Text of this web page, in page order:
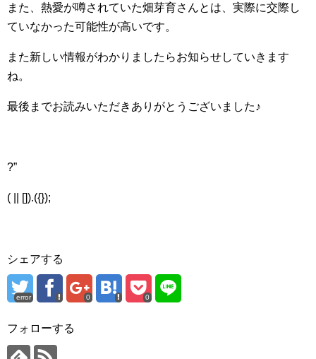
また、熱愛が噂されていた畑芽育さんとは、実際に交際し
ていなかった可能性が高いです。
また新しい情報がわかりましたらお知らせしていきます
ね。
最後までお読みいただきありがとうございました♪
?”
( || []).({});
シェアする
error 0 0
フォローする